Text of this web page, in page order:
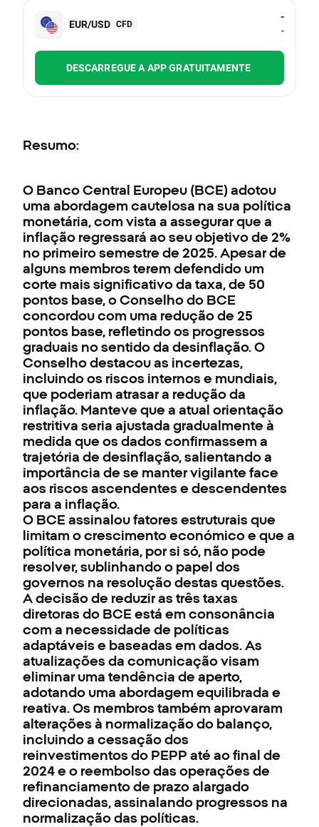
EUR/USD CFD
-
-
DESCARREGUE A APP GRATUITAMENTE
Resumo:
O Banco Central Europeu (BCE) adotou
uma abordagem cautelosa na sua política
monetária, com vista a assegurar que a
inflação regressará ao seu objetivo de 2%
no primeiro semestre de 2025. Apesar de
alguns membros terem defendido um
corte mais significativo da taxa, de 50
pontos base, o Conselho do BCE
concordou com uma redução de 25
pontos base, refletindo os progressos
graduais no sentido da desinflação. O
Conselho destacou as incertezas,
incluindo os riscos internos e mundiais,
que poderiam atrasar a redução da
inflação. Manteve que a atual orientação
restritiva seria ajustada gradualmente à
medida que os dados confirmassem a
trajetória de desinflação, salientando a
importância de se manter vigilante face
aos riscos ascendentes e descendentes
para a inflação.
O BCE assinalou fatores estruturais que
limitam o crescimento económico e que a
política monetária, por si só, não pode
resolver, sublinhando o papel dos
governos na resolução destas questões.
A decisão de reduzir as três taxas
diretoras do BCE está em consonância
com a necessidade de políticas
adaptáveis e baseadas em dados. As
atualizações da comunicação visam
eliminar uma tendência de aperto,
adotando uma abordagem equilibrada e
reativa. Os membros também aprovaram
alterações à normalização do balanço,
incluindo a cessação dos
reinvestimentos do PEPP até ao final de
2024 e o reembolso das operações de
refinanciamento de prazo alargado
direcionadas, assinalando progressos na
normalização das políticas.